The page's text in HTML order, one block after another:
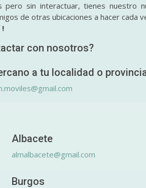
sin interactuar, tienes nuestro
de otras ubicaciones a hacer cada
!
con nosotros?
a tu localidad o
Albacete
almalbacete@gmail.com
Burgos